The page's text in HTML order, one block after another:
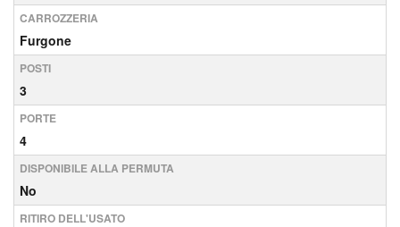
CARROZZERIA
Furgone
POSTI
3
PORTE
4
DISPONIBILE ALLA PERMUTA
No
RITIRO DELL'USATO